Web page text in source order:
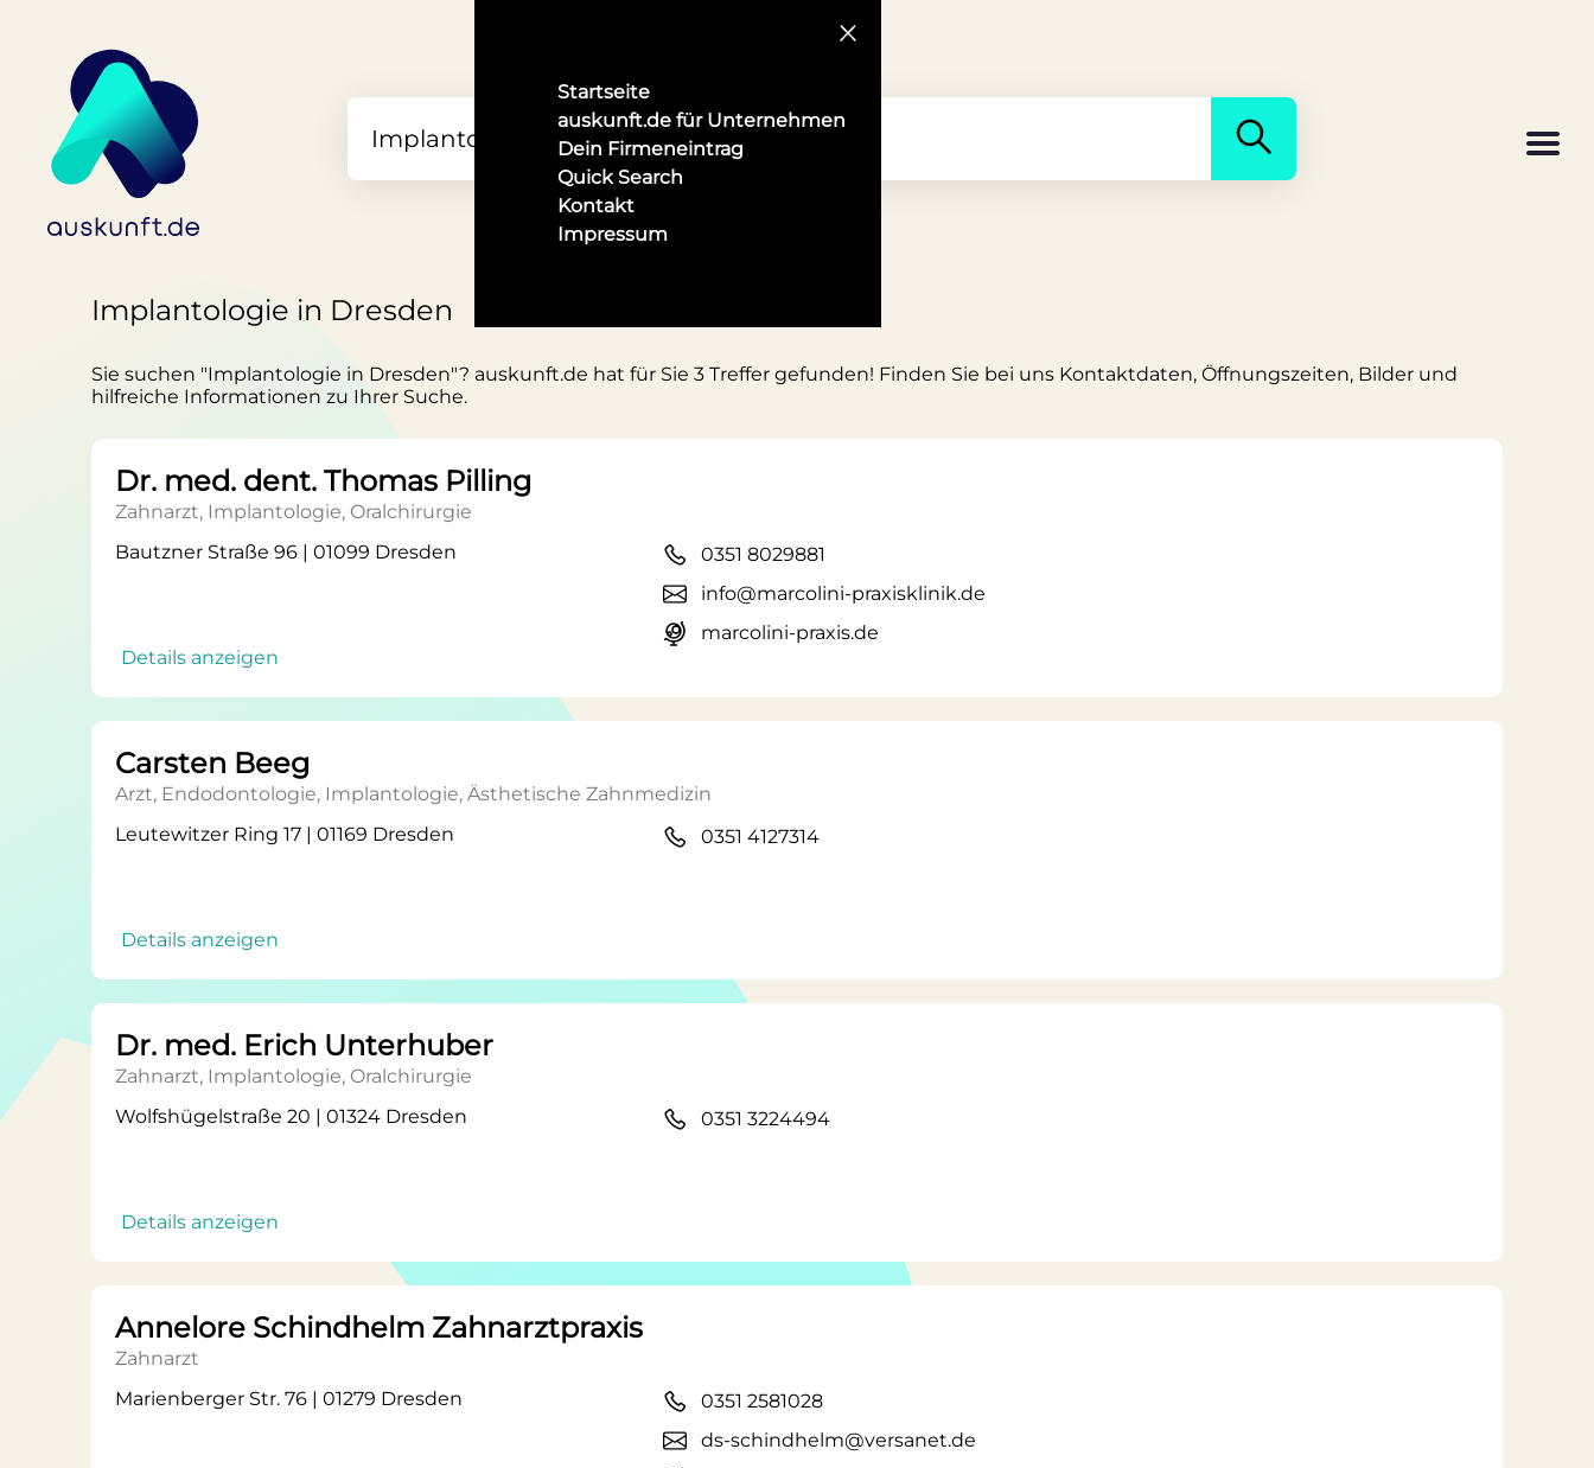
Startseite
auskunft.de für Unternehmen
Dein Firmeneintrag
Quick Search
Kontakt
Impressum
Implantologie in Dresden
Sie suchen "Implantologie in Dresden"? auskunft.de hat für Sie 3 Treffer gefunden! Finden Sie bei uns Kontaktdaten, Öffnungszeiten, Bilder und
hilfreiche Informationen zu Ihrer Suche.
Dr. med. dent. Thomas Pilling
Zahnarzt, Implantologie, Oralchirurgie
Bautzner Straße 96 | 01099 Dresden
Details anzeigen
0351 8029881
info@marcolini-praxisklinik.de
marcolini-praxis.de
Carsten Beeg
Arzt, Endodontologie, Implantologie, Ästhetische Zahnmedizin
Leutewitzer Ring 17 | 01169 Dresden
Details anzeigen
0351 4127314
Dr. med. Erich Unterhuber
Zahnarzt, Implantologie, Oralchirurgie
Wolfshügelstraße 20 | 01324 Dresden
Details anzeigen
0351 3224494
Annelore Schindhelm Zahnarztpraxis
Zahnarzt
Marienberger Str. 76 | 01279 Dresden
0351 2581028
ds-schindhelm@versanet.de